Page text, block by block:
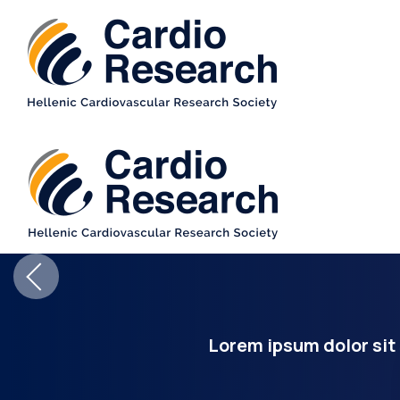
Lorem ipsum dolor